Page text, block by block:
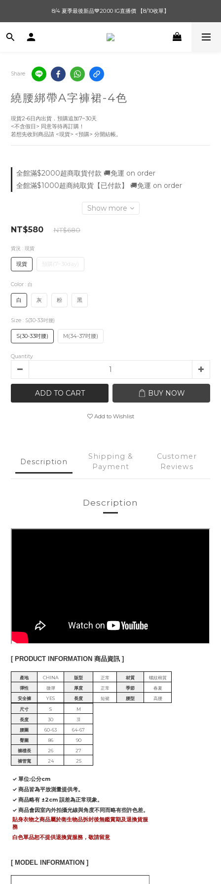
單筆滿$1000【先付款】 / 滿$2000【超取付款】 🚚免運費
8/4 夏季最後新品💙20:00 IG直播價 【8/10收單】
單筆滿$1000【先付款】 / 滿$2000【超取付款】 🚚免運費
Share
繞腰綁帶A字褲裙-4色
現貨2-6日內出貨．預購追加7~30天
<不含假日> 同意等待再訂購！
若想先收到商品請 <現貨> <預購> 分開結帳。
全館滿$2000超商取貨付款 🚚免運 on order
全館滿$1000超商純取貨【已付款】 🚚免運 on order
Show more
NT$580 NT$680
貨況 : 現貨
現貨 預購(7~30day)
Color : 白
白 灰 粉 黑
Size : S(30-33吋腰)
S(30-33吋腰) M(34-37吋腰)
Quantity
ADD TO CART BUY NOW
Add to Wishlist
Description
Shipping &
Payment
Customer
Reviews
Description
[ PRODUCT INFORMATION 商品資訊 ]
產地 CHINA 版型 正常 材質
螺紋棉質
彈性
微彈 厚度 正常 季節
春夏
安全褲
YES 長度 短裙 腰型
高腰
尺寸
S
M
長度
30
31
腰圍
60-63
64-67
臀圍
86
90
褲檔長
26
27
褲管寬
24 25
✓ 單位:公分cm
✓ 商品皆為平放測量提供考。
✓ 商品略有 ±2cm 誤差為正常現象。
✓ 商品會因室內外拍攝光線與角度不同而略有些許色差。
貼身衣物之商品屬於衛生物品拆封後無鑑賞期及退換貨服
務
白色單品恕不提供退換貨服務，敬請留意
[ MODEL INFORMATION ]